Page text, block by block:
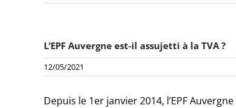
L’EPF Auvergne est-il assujetti à la TVA ?
12/05/2021
Depuis le 1er janvier 2014, l’EPF